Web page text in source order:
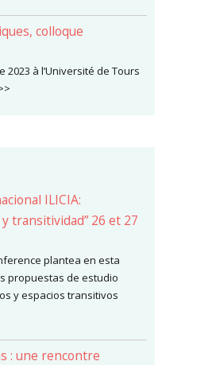
colloque
2023 à l’Université de Tours
ILICIA:
transitividad” 26 et 27
plantea en esta
propuestas de estudio
y espacios transitivos
: une rencontre